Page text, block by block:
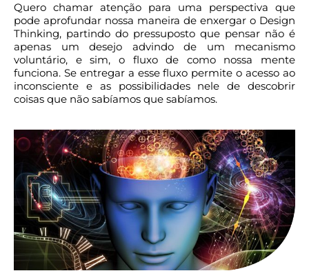
Quero chamar atenção para uma perspectiva que
pode aprofundar nossa maneira de enxergar o Design
Thinking, partindo do pressuposto que pensar não é
apenas um desejo advindo de um mecanismo
voluntário, e sim, o fluxo de como nossa mente
funciona. Se entregar a esse fluxo permite o acesso ao
inconsciente e as possibilidades nele de descobrir
coisas que não sabíamos que sabíamos.